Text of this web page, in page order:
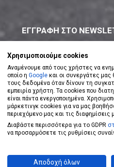
ΕΓΓΡΑΦΗ ΣΤΟ
ΕΓΓΡΑΦΗ ΣΤΟ
Αποδέχομαι τουςΌρους
Powered byeShopKey
Χρησιμοποιούμε cookies
Αναμένουμε από τους χρήστες να
οποίο η Google και οι συνεργάτες μας
τους δεδομένα όταν δίνουν τη
εμπειρία χρήστη. Τα cookies που
είναι πάντα ενεργοποιημένα.
μάρκετινγκ cookies για να μας
περιεχόμενο μας και τις διαφημίσεις
Διαβάστε περισσότερα για το GDPR
να προσαρμόσετε τις ρυθμίσεις
Αποδοχή όλων